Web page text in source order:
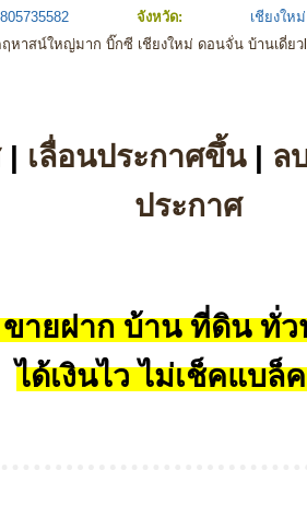
จังหวัด:
เชียงใหม่
หาสน์ใหญ่มาก บิ๊กซี เชียงใหม่ ดอนจั่น บ้านเดี่ย
| เลื่อนประกาศขึ้น| ล
ประกาศ
ายฝาก บ้าน ที่ดิน ทั่ว
ได้เงินไว ไม่เช็คแบล็